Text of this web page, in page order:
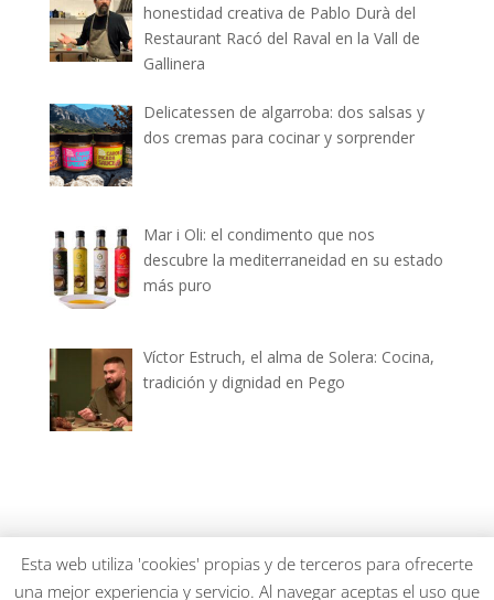
honestidad creativa de Pablo Durà del
Restaurant Racó del Raval en la Vall de
Gallinera
Delicatessen de algarroba: dos salsas y
dos cremas para cocinar y sorprender
Mar i Oli: el condimento que nos
descubre la mediterraneidad en su estado
más puro
Víctor Estruch, el alma de Solera: Cocina,
tradición y dignidad en Pego
dianiagastronomica.com © 2026
Esta web utiliza 'cookies' propias y de terceros para ofrecerte
una mejor experiencia y servicio. Al navegar aceptas el uso que